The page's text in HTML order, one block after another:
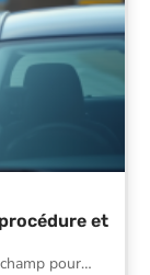
et
pour…